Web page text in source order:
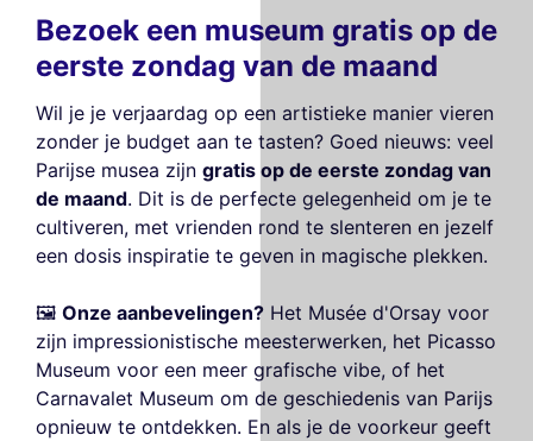
Bezoek een museum gratis op de
eerste zondag van de maand
Wil je je verjaardag op een artistieke manier vieren
zonder je budget aan te tasten? Goed nieuws: veel
Parijse musea zijn gratis op de eerste zondag van
de maand. Dit is de perfecte gelegenheid om je te
cultiveren, met vrienden rond te slenteren en jezelf
een dosis inspiratie te geven in magische plekken.
🖼️ Onze aanbevelingen? Het Musée d'Orsay voor
zijn impressionistische meesterwerken, het Picasso
Museum voor een meer grafische vibe, of het
Carnavalet Museum om de geschiedenis van Parijs
opnieuw te ontdekken. En als je de voorkeur geeft